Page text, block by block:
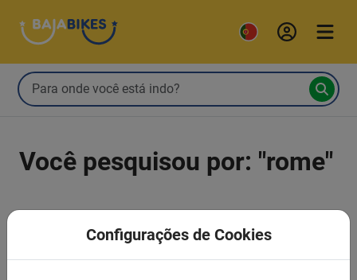
Configurações de Cookies
Você pesquisou por: "rome"